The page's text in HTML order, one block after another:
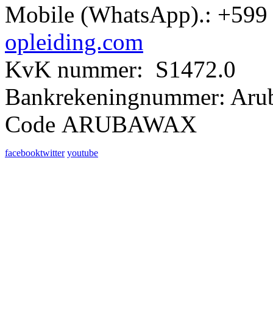
Mobile (WhatsApp).:
opleiding.com
KvK nummer: S1472.0
Bankrekeningnummer:
Code ARUBAWAX
facebooktwitter youtube